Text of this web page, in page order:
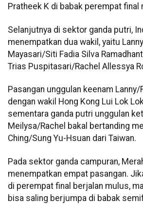
Pratheek K di babak perempat final
Selanjutnya di sektor ganda putri,
menempatkan dua wakil, yaitu
Mayasari/Siti Fadia Silva
Trias Puspitasari/Rachel Allessya
Pasangan unggulan keenam
dengan wakil Hong Kong Lui Lok
sementara ganda putri unggulan
Meilysa/Rachel bakal bertanding
Ching/Sung Yu-Hsuan dari Taiwan.
Pada sektor ganda campuran,
menempatkan empat pasangan.
di perempat final berjalan mulus,
bisa saling berjumpa di babak